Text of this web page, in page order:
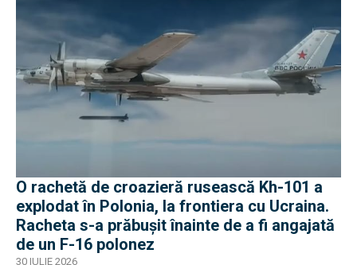
O rachetă de croazieră rusească Kh-101 a
explodat în Polonia, la frontiera cu Ucraina.
Racheta s-a prăbușit înainte de a fi angajată
de un F-16 polonez
30 IULIE 2026